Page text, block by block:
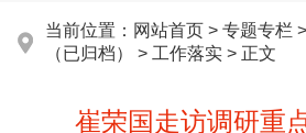
当前位置： 网站首页 > 专题专栏 >
（已归档）
> 工作落实 > 正文
崔荣国走访调研重